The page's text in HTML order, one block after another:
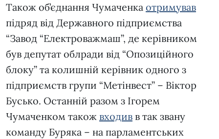
Також об’єднання Чумаченка отримував
підряд від Державного підприємства
“Завод “Електроважмаш”, де керівником
був депутат облради від “Опозиційного
блоку” та колишній керівник одного з
підприємств групи “Метінвест” – Віктор
Бусько. Останній разом з Ігорем
Чумаченком також входив в так звану
команду Буряка – на парламентських